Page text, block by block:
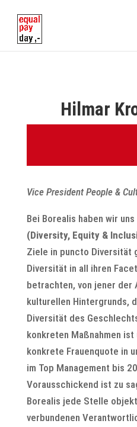
Hilmar
Vice President People &
Bei Borealis haben wir
(Diversity, Equity &
Ziele in puncto Diversität
Diversität in all ihren
betrachten, von jener der
kulturellen Hintergrunds,
Diversität des
konkreten Maßnahmen
konkrete Frauenquote in
im Top Management bis
Vorausschickend ist zu
Borealis jede Stelle
verbundenen